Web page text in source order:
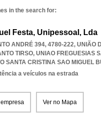
in the search for:
Festa, Unipessoal, Lda
ANDRÉ 394, 4780-222, UNIÃO
TIRSO, UNIAO FREGUESIAS
SANTA CRISTINA SAO MIGUEL
a veículos na estrada
Ver no Mapa